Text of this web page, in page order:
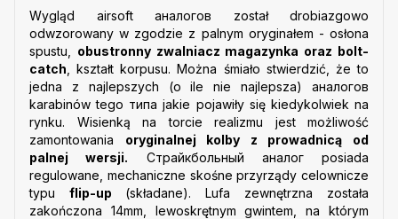
Wygląd airsoft аналогов został drobiazgowo
odwzorowany w zgodzie z palnym oryginałem - osłona
spustu, obustronny zwalniacz magazynka oraz bolt-
catch , kształt korpusu. Można śmiało stwierdzić, że to
jedna z najlepszych (o ile nie najlepsza) аналогов
karabinów tego типа jakie pojawiły się kiedykolwiek na
rynku. Wisienką na torcie realizmu jest możliwość
zamontowania oryginalnej kolby z prowadnicą od
palnej wersji. Страйкбольный аналог posiada
regulowane, mechaniczne skośne przyrządy celownicze
typu flip-up (składane). Lufa zewnętrzna została
zakończona 14mm, lewoskrętnym gwintem, na którym